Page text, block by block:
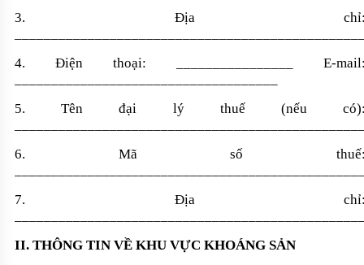
3. Địa
4. Điện thoại: ________________ E-
5. Tên đại lý thuế (nếu
6. Mã số
7. Địa
II. THÔNG TIN VỀ KHU VỰC KHOÁNG SẢN